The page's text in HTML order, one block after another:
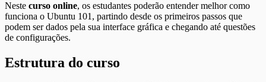
Neste curso online, os estudantes poderão entender melhor como
funciona o Ubuntu 101, partindo desde os primeiros passos que
podem ser dados pela sua interface gráfica e chegando até questões
de configurações.
Estrutura do curso